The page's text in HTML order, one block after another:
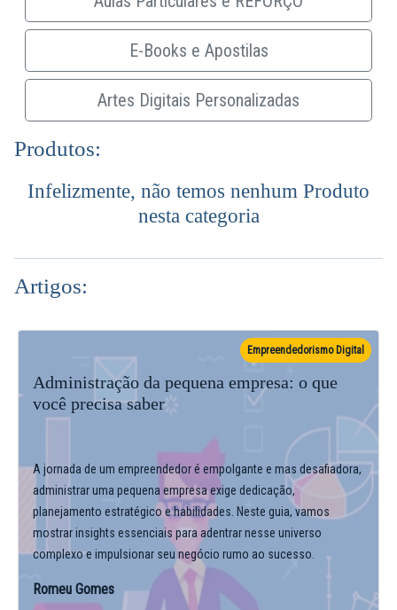
E-Books e Apostilas
Artes Digitais Personalizadas
Produtos:
Infelizmente, não temos nenhum Produto
nesta categoria
Artigos:
Administração da pequena empresa: o que
você precisa saber
Empreendedorismo Digital
A jornada de um empreendedor é empolgante e mas desafiadora,
administrar uma pequena empresa exige dedicação,
planejamento estratégico e habilidades. Neste guia, vamos
mostrar insights essenciais para adentrar nesse universo
complexo e impulsionar seu negócio rumo ao sucesso.
Romeu Gomes